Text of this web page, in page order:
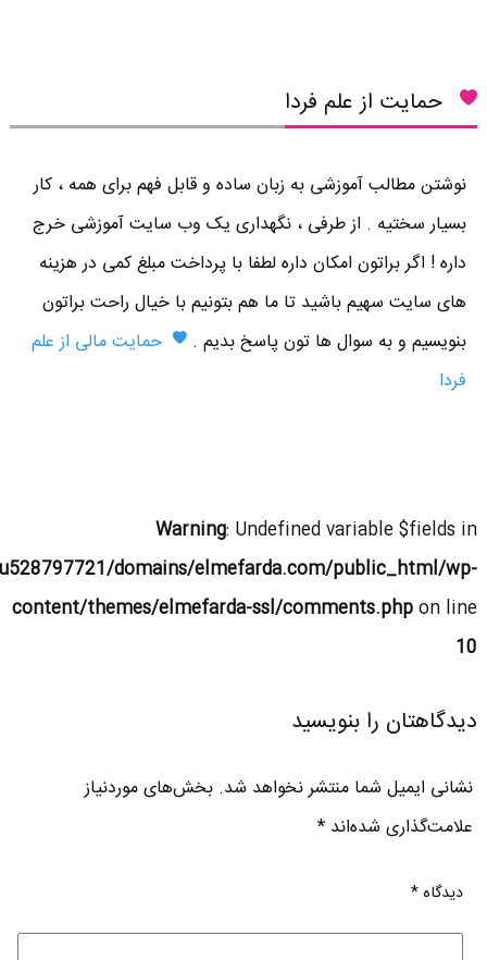
حمایت از علم فردا
نوشتن مطالب آموزشی به زبان ساده و قابل فهم برای همه ، کار
بسیار سختیه . از طرفی ، نگهداری یک وب سایت آموزشی خرج
داره ! اگر براتون امکان داره لطفا با پرداخت مبلغ کمی در هزینه
های سایت سهیم باشید تا ما هم بتونیم با خیال راحت براتون
بنویسیم و به سوال ها تون پاسخ بدیم .
حمایت مالی از علم
فردا
Warning: Undefined variable $fields in
domains/elmefarda.com/public_html/wp-
content/themes/elmefarda-ssl/comments.phpon line
10
دیدگاهتان را بنویسید
نشانی ایمیل شما منتشر نخواهد شد. بخش‌های موردنیاز
علامت‌گذاری شده‌اند*
دیدگاه*